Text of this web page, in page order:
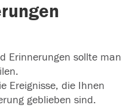
Erinnerungen sollte man
Ereignisse, die Ihnen
geblieben sind.